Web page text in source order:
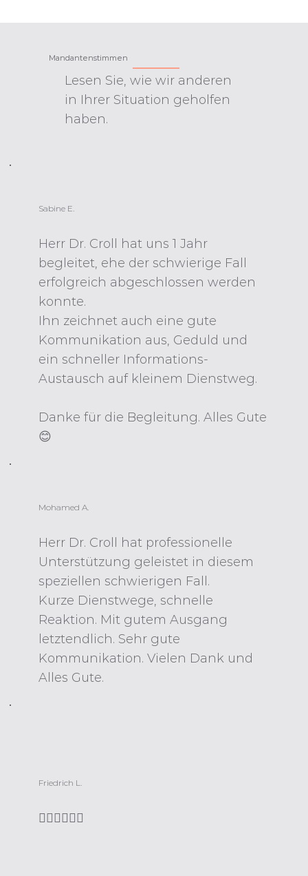
Mandantenstimmen
Lesen Sie, wie wir anderen
in Ihrer Situation geholfen
haben.
Sabine E.
Herr Dr. Croll hat uns 1 Jahr
begleitet, ehe der schwierige Fall
erfolgreich abgeschlossen werden
konnte.
Ihn zeichnet auch eine gute
Kommunikation aus, Geduld und
ein schneller Informations-
Austausch auf kleinem Dienstweg.
Danke für die Begleitung. Alles Gute
😊
Mohamed A.
Herr Dr. Croll hat professionelle
Unterstützung geleistet in diesem
speziellen schwierigen Fall.
Kurze Dienstwege, schnelle
Reaktion. Mit gutem Ausgang
letztendlich. Sehr gute
Kommunikation. Vielen Dank und
Alles Gute.
Friedrich L.
👍🏼👍🏼👍🏼